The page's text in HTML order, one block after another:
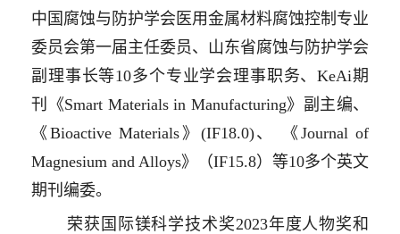
中国腐蚀与防护学会医用金属材料腐蚀控制专业
委员会第一届主任委员、山东省腐蚀与防护学会
副理事长等10多个专业学会理事职务、KeAi期
刊《Smart Materials in Manufacturing》副主编、
《 Bioactive Materials》 (IF18.0)、 《Journal of
Magnesium and Alloys》（IF15.8）等10多个英文
期刊编委。
荣获国际镁科学技术奖2023年度人物奖和